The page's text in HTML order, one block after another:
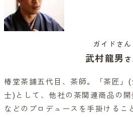
ガイドさん
武村龍男
椿堂茶舗五代目、茶師。「茶匠」
士)として、他社の茶関連商品の
などのプロデュースを手掛けるこ